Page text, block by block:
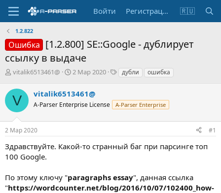
Войти Регистрация 🇷🇺
1.2.822
Ошибка [1.2.800] SE::Google - дублирует
ссылку в выдаче
А
т
о
р
е
м
vitalik6513461@
Д
а
н
ч
а
2 Мар 2020
Т
и
дубли ошибка
V vitalik6513461@
A-Parser Enterprise License A-Parser Enterprise
2 Мар 2020 #1
Здравствуйте. Какой-то странный баг при парсинге топ
100 Google.
По этому ключу "paragraphs essay", данная ссылка
"https://wordcounter.net/blog/2016/10/07/102400_how-